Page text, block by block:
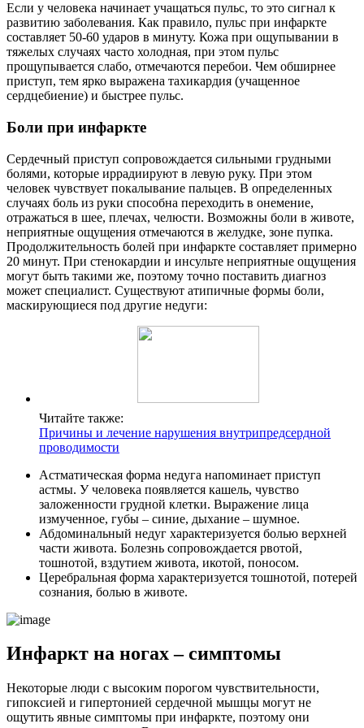
Если у человека начинает учащаться пульс, то это сигнал к
развитию заболевания. Как правило, пульс при инфаркте
составляет 50-60 ударов в минуту. Кожа при ощупывании в
тяжелых случаях часто холодная, при этом пульс
прощупывается слабо, отмечаются перебои. Чем обширнее
приступ, тем ярко выражена тахикардия (учащенное
сердцебиение) и быстрее пульс.
Боли при инфаркте
Сердечный приступ сопровождается сильными грудными
болями, которые иррадиируют в левую руку. При этом
человек чувствует покалывание пальцев. В определенных
случаях боль из руки способна переходить в онемение,
отражаться в шее, плечах, челюсти. Возможны боли в животе,
неприятные ощущения отмечаются в желудке, зоне пупка.
Продолжительность болей при инфаркте составляет примерно
20 минут. При стенокардии и инсульте неприятные ощущения
могут быть такими же, поэтому точно поставить диагноз
может специалист. Существуют атипичные формы боли,
маскирующиеся под другие недуги:
Читайте также:
Причины и лечение нарушения внутрипредсердной
проводимости
Астматическая форма недуга напоминает приступ
астмы. У человека появляется кашель, чувство
заложенности грудной клетки. Выражение лица
измученное, губы – синие, дыхание – шумное.
Абдоминальный недуг характеризуется болью верхней
части живота. Болезнь сопровождается рвотой,
тошнотой, вздутием живота, икотой, поносом.
Церебральная форма характеризуется тошнотой, потерей
сознания, болью в животе.
Инфаркт на ногах – симптомы
Некоторые люди с высоким порогом чувствительности,
гипоксией и гипертонией сердечной мышцы могут не
ощутить явные симптомы при инфаркте, поэтому они